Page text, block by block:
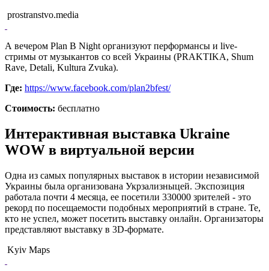
prostranstvo.media
А вечером Plan B Night организуют перформансы и live-
стримы от музыкантов со всей Украины (PRAKTIKA, Shum
Rave, Detali, Kultura Zvuka).
Где: https://www.facebook.com/plan2bfest/
Стоимость: бесплатно
Интерактивная выставка Ukraine
WOW в виртуальной версии
Одна из самых популярных выставок в истории независимой
Украины была организована Укрзализныцей. Экспозиция
работала почти 4 месяца, ее посетили 330000 зрителей - это
рекорд по посещаемости подобных мероприятий в стране. Те,
кто не успел, может посетить выставку онлайн. Организаторы
представляют выставку в 3D-формате.
Kyiv Maps